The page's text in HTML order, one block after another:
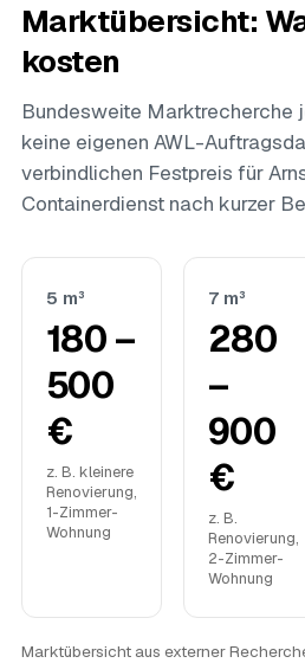
Marktübersicht:
kosten
Bundesweite Marktrecherche
keine eigenen AWL-
verbindlichen Festpreis für
Containerdienst nach kurzer
5 m³
180 –
500
€
z. B. kleinere
Renovierung,
1-Zimmer-
Wohnung
7 m³
280
–
900
€
z. B.
Renovierung,
2-Zimmer-
Wohnung
Marktübersicht aus externer